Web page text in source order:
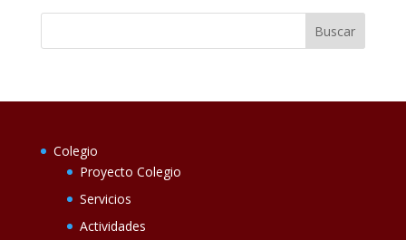
Colegio
Proyecto Colegio
Servicios
Actividades